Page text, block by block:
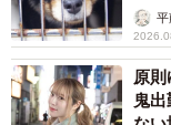
が、安定して一定
き、今は多種多様
評する木下学芸員
で飲まれる日本酒
平
原
鬼